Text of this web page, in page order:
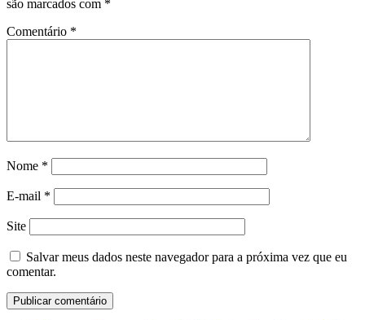
são marcados com *
Comentário *
Nome *
E-mail *
Site
Salvar meus dados neste navegador para a próxima vez que eu
comentar.